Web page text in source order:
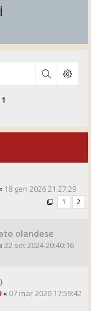
1
18 gen 2026 21:27:29
1 2
olandese
22 set 2024 20:40:16
« 07 mar 2020 17:59:42